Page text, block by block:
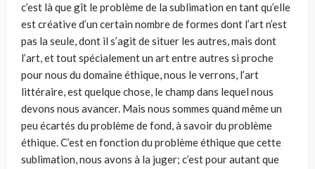
c’est là que gît le problème de la sublimation en tant qu’elle
est créative d’un certain nombre de formes dont l’art n’est
pas la seule, dont il s’agit de situer les autres, mais dont
l’art, et tout spéciale­ment un art entre autres si proche
pour nous du domaine éthique, nous le verrons, l’art
littéraire, est quelque chose, le champ dans lequel nous
devons nous avancer. Mais nous sommes quand même un
peu écartés du problème de fond, à savoir du problème
éthique. C’est en fonction du problème éthique que cette
sublimation, nous avons à la juger; c’est pour autant que